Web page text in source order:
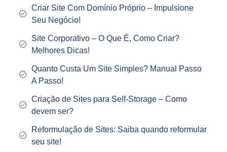
Criar Site Com Domínio Próprio – Impulsione
Seu Negócio!
Site Corporativo – O Que É, Como Criar?
Melhores Dicas!
Quanto Custa Um Site Simples? Manual Passo
A Passo!
Criação de Sites para Self-Storage – Como
devem ser?
Reformulação de Sites: Saiba quando reformular
seu site!